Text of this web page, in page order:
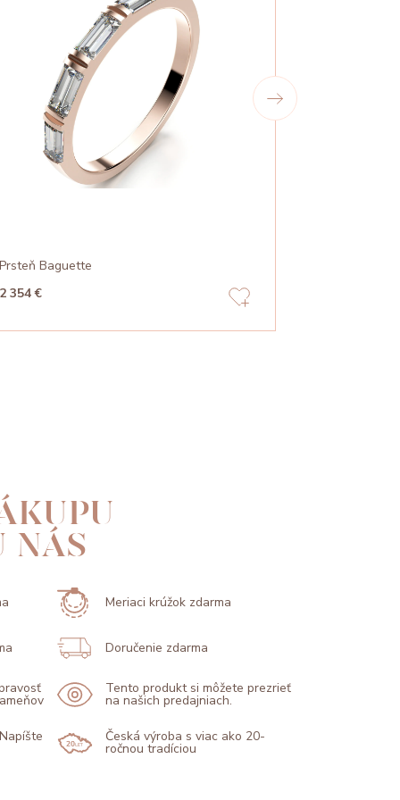
Prsteň Baguette
2 354 €
NÁS
Meriaci krúžok zdarma
Doručenie zdarma
Tento produkt si môžete prezrieť
na našich predajniach.
Česká výroba s viac ako 20-
ročnou tradíciou